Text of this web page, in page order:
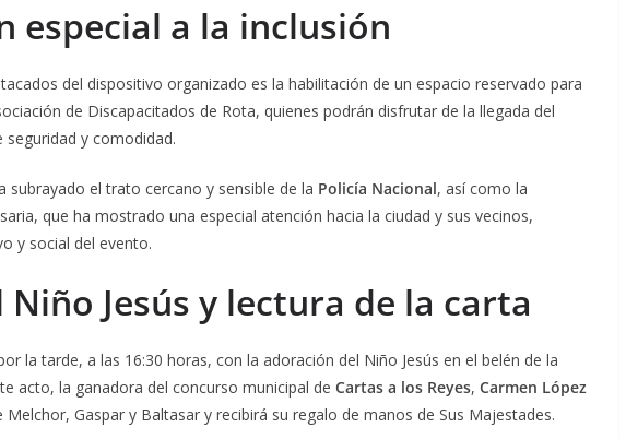
especial a la inclusión
del dispositivo organizado es la habilitación de un espacio reservado para
de Discapacitados de Rota, quienes podrán disfrutar de la llegada del
y comodidad.
subrayado el trato cercano y sensible de la Policía Nacional, así como la
que ha mostrado una especial atención hacia la ciudad y sus vecinos,
y social del evento.
Jesús y lectura de la carta
la tarde, a las 16:30 horas, con la adoración del Niño Jesús en el belén de la
acto, la ganadora del concurso municipal de Cartas a los Reyes, Carmen López
Melchor, Gaspar y Baltasar y recibirá su regalo de manos de Sus Majestades.